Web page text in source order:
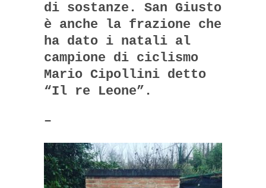
di sostanze. San Giusto
è anche la frazione che
ha dato i natali al
campione di ciclismo
Mario Cipollini detto
“Il re Leone”.
–